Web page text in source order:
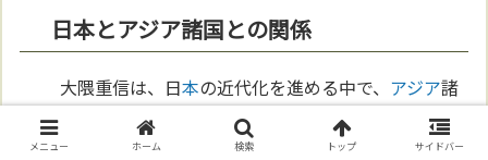
日本とアジア諸国との関係
大隈重信は、日本の近代化を進める中で、 アジア諸
との関係にも強い関心 を寄せていた。彼は、
アジ
メニュー ホーム 検索 トップ サイドバー